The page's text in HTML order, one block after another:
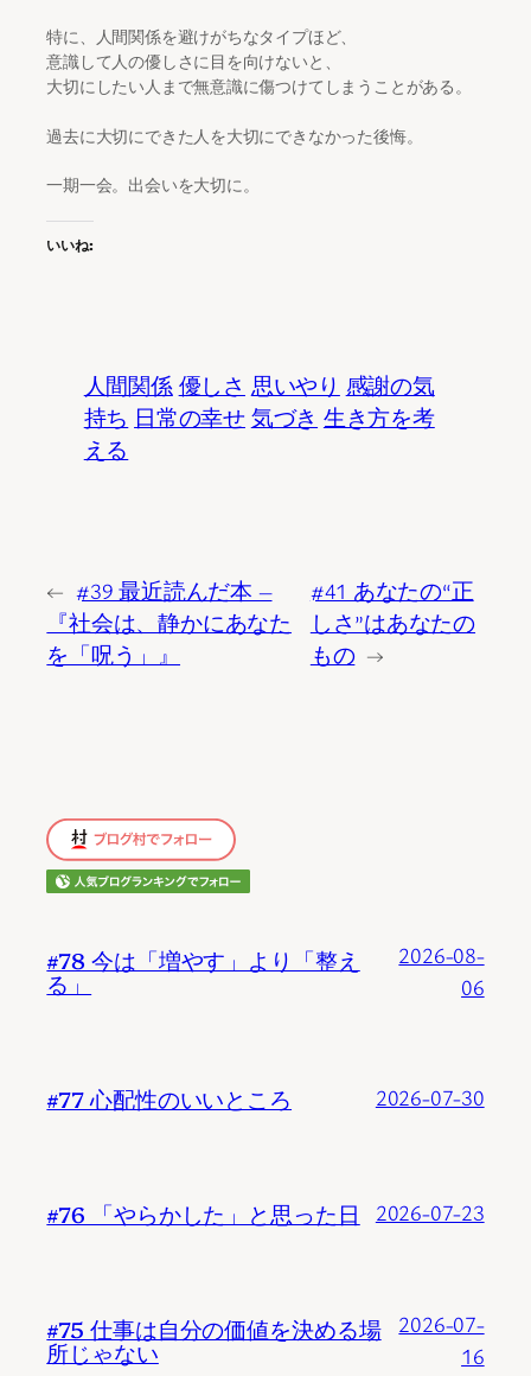
特に、人間関係を避けがちなタイプほど、
意識して人の優しさに目を向けないと、
大切にしたい人まで無意識に傷つけてしまうことがある。
過去に大切にできた人を大切にできなかった後悔。
一期一会。出会いを大切に。
いいね:
人間関係 優しさ 思いやり 感謝の気
持ち 日常の幸せ 気づき 生き方を考
える
← #39 最近読んだ本 ―
『社会は、静かにあなた
を「呪う」』
#41 あなたの“正
しさ”はあなたの
もの →
#78 今は「増やす」より「整え
る」
2026-08-
06
#77 心配性のいいところ 2026-07-30
#76 「やらかした」と思った日 2026-07-23
#75 仕事は自分の価値を決める場
所じゃない
2026-07-
16